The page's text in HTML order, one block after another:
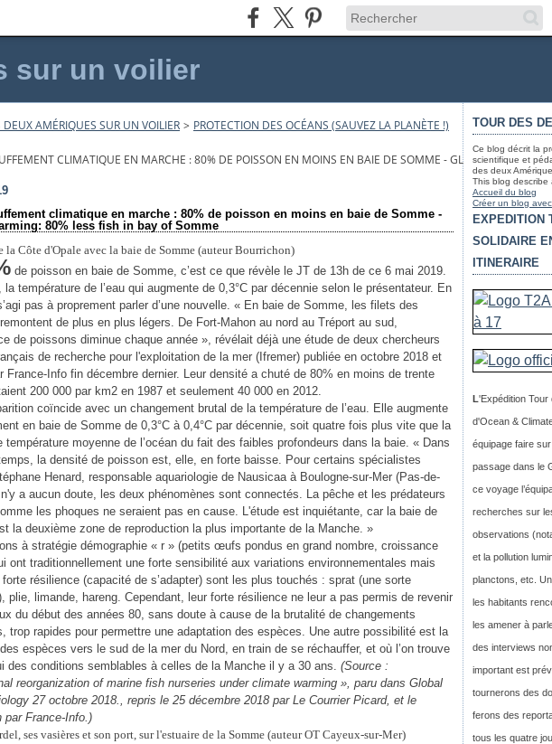
sur un voilier
DEUX AMÉRIQUES SUR UN VOILIER > PROTECTION DES OCÉANS (SAUVEZ LA PLANÈTE !)
CLIMATIQUE EN MARCHE : 80% DE POISSON EN MOINS EN BAIE DE SOMME - GLOBAL
climatique en marche : 80% de poisson en moins en baie de Somme -
80% less fish in bay of Somme
de poisson en baie de Somme, c’est ce que révèle le JT de 13h de ce 6 mai 2019.
la température de l’eau qui augmente de 0,3°C par décennie selon le présentateur. En
pas à proprement parler d’une nouvelle. « En baie de Somme, les filets des
de plus en plus légers. De Fort-Mahon au nord au Tréport au sud,
de poissons diminue chaque année », révélait déjà une étude de deux chercheurs
de recherche pour l'exploitation de la mer (Ifremer) publiée en octobre 2018 et
France-Info fin décembre dernier. Leur densité a chuté de 80% en moins de trente
200 000 par km2 en 1987 et seulement 40 000 en 2012.
coïncide avec un changement brutal de la température de l’eau. Elle augmente
en baie de Somme de 0,3°C à 0,4°C par décennie, soit quatre fois plus vite que la
température moyenne de l’océan du fait des faibles profondeurs dans la baie. « Dans
la densité de poisson est, elle, en forte baisse. Pour certains spécialistes
Henard, responsable aquariologie de Nausicaa à Boulogne-sur-Mer (Pas-de-
a aucun doute, les deux phénomènes sont connectés. La pêche et les prédateurs
les phoques ne seraient pas en cause. L'étude est inquiétante, car la baie de
la deuxième zone de reproduction la plus importante de la Manche. »
à stratégie démographie « r » (petits œufs pondus en grand nombre, croissance
ont traditionnellement une forte sensibilité aux variations environnementales mais
résilience (capacité de s’adapter) sont les plus touchés : sprat (une sorte
plie, limande, hareng. Cependant, leur forte résilience ne leur a pas permis de revenir
du début des années 80, sans doute à cause de la brutalité de changements
trop rapides pour permettre une adaptation des espèces. Une autre possibilité est la
espèces vers le sud de la mer du Nord, en train de se réchauffer, et où l’on trouve
des conditions semblables à celles de la Manche il y a 30 ans. (Source :
reorganization of marine fish nurseries under climate warming », paru dans Global
27 octobre 2018., repris le 25 décembre 2018 par Le Courrier Picard, et le
par France-Info.)
TOUR DES
Ce blog décrit la
scientifique et
des deux
This blog describe
Accueil du blog
Créer un blog
EXPEDITION
SOLIDAIRE
ITINERAIRE
L'Expédition Tour
d'Ocean &
équipage faire
passage dans le
ce voyage
recherches sur
observations
et la pollution
planctons, etc.
les habitants
les amener à
des interviews
important est
tournerons des
ferons des
tous les quatre